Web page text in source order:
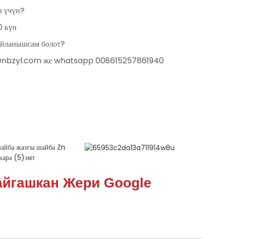
үчүн?
күн
болот?
же whatsapp 008615257861940
Жери Google